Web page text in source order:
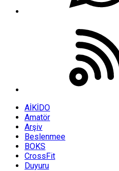
AİKİDO
Amatör
Arşiv
Beslenmee
BOKS
CrossFit
Duyuru